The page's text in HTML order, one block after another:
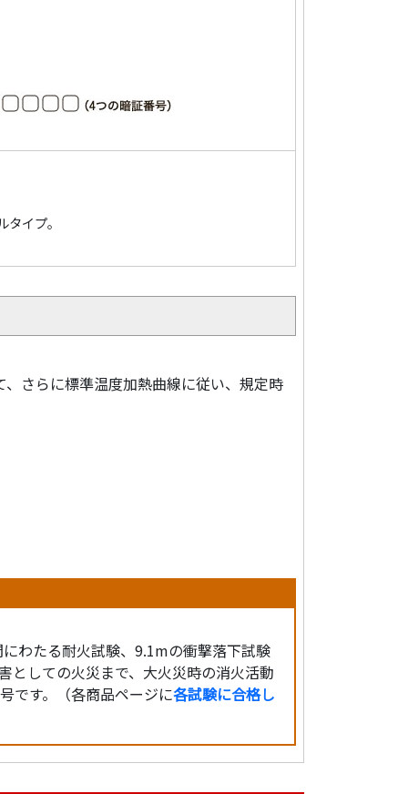
イプ。
さらに標準温度加熱曲線に従い、規定時
わたる耐火試験、9.1mの衝撃落下試験
としての火災まで、大火災時の消火活動
です。（各商品ページに各試験に合格し